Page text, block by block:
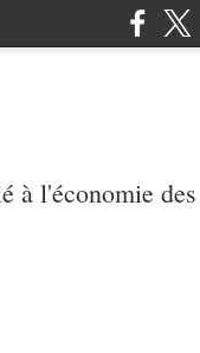
à l'économie